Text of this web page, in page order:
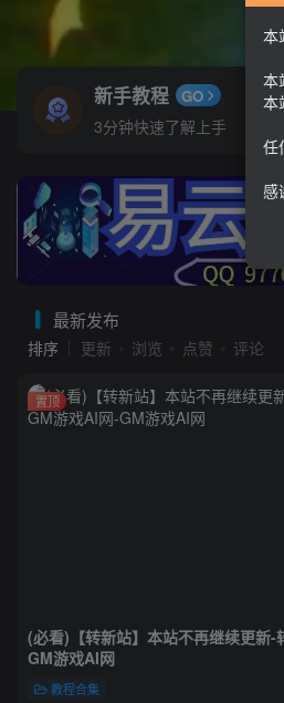
新手教程 GO
3分钟快速了解上手
最新发布
排序 更新 浏览 点赞 评论
置顶
(必看)【转新站】本站不再继续更新-
GM游戏AI网
教程合集
本
本
本
任
感